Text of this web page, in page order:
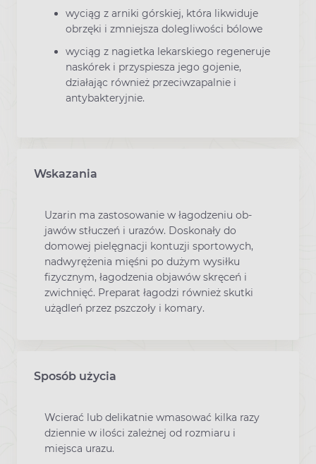
wyciąg z arniki górskiej, która likwiduje
obrzęki i zmniejsza dolegliwości bólowe
wyciąg z nagietka lekarskiego regeneruje
naskórek i przyspiesza jego gojenie,
działając również przeciwzapalnie i
antybakteryjnie.
Wskazania
Uzarin ma za­stosowanie w łagodzeniu ob­
jawów stłuczeń i urazów. Do­skonały do
domowej pielęgnacji kontuzji sportowych,
nadwyrężenia mięśni po dużym wysiłku
fizycznym, łagodzenia objawów skręceń i
zwichnięć. Preparat łagodzi również skutki
użądleń przez pszczoły i komary.
Sposób użycia
Wcierać lub delikatnie wmasować kilka razy
dziennie w ilości zależnej od rozmiaru i
miejsca urazu.